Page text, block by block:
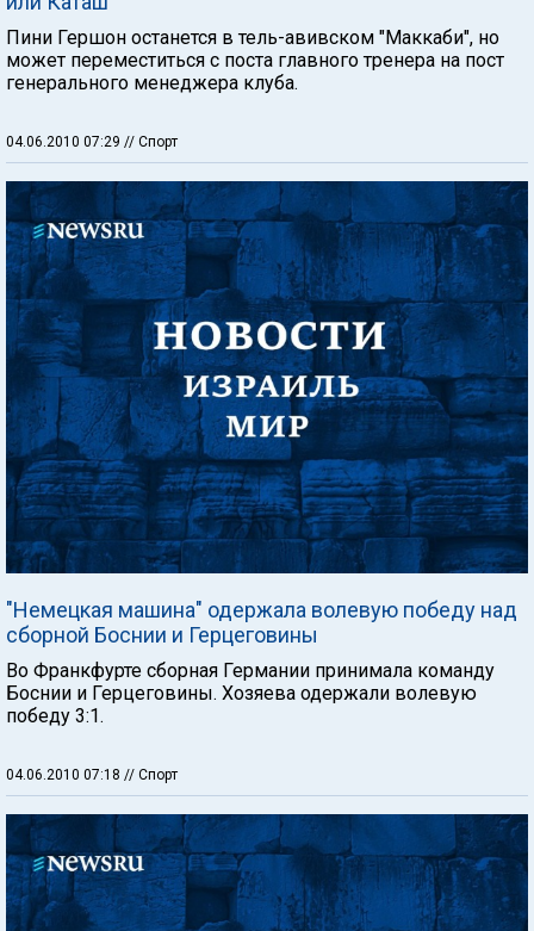
Пини Гершон останется в тель-авивском "Маккаби", но
может переместиться с поста главного тренера на пост
генерального менеджера клуба.
04.06.2010 07:29 // Спорт
"Немецкая машина" одержала волевую победу над
сборной Боснии и Герцеговины
Во Франкфурте сборная Германии принимала команду
Боснии и Герцеговины. Хозяева одержали волевую
победу 3:1.
04.06.2010 07:18 // Спорт